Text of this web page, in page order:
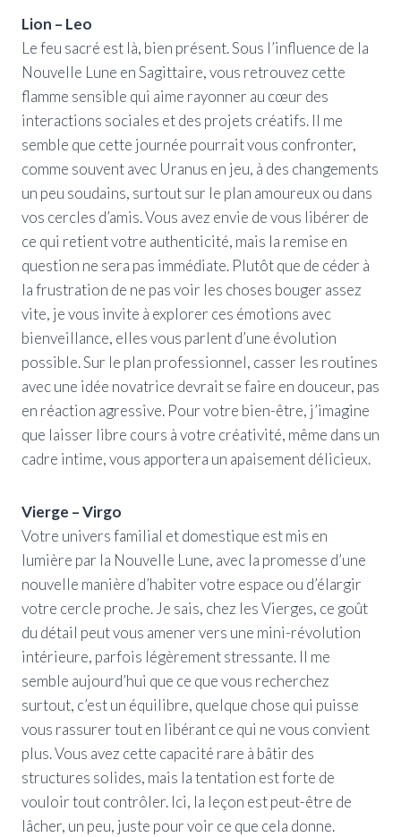
Lion – Leo
Le feu sacré est là, bien présent. Sous l’influence de la
Nouvelle Lune en Sagittaire, vous retrouvez cette
flamme sensible qui aime rayonner au cœur des
interactions sociales et des projets créatifs. Il me
semble que cette journée pourrait vous confronter,
comme souvent avec Uranus en jeu, à des changements
un peu soudains, surtout sur le plan amoureux ou dans
vos cercles d’amis. Vous avez envie de vous libérer de
ce qui retient votre authenticité, mais la remise en
question ne sera pas immédiate. Plutôt que de céder à
la frustration de ne pas voir les choses bouger assez
vite, je vous invite à explorer ces émotions avec
bienveillance, elles vous parlent d’une évolution
possible. Sur le plan professionnel, casser les routines
avec une idée novatrice devrait se faire en douceur, pas
en réaction agressive. Pour votre bien-être, j’imagine
que laisser libre cours à votre créativité, même dans un
cadre intime, vous apportera un apaisement délicieux.
Vierge – Virgo
Votre univers familial et domestique est mis en
lumière par la Nouvelle Lune, avec la promesse d’une
nouvelle manière d’habiter votre espace ou d’élargir
votre cercle proche. Je sais, chez les Vierges, ce goût
du détail peut vous amener vers une mini-révolution
intérieure, parfois légèrement stressante. Il me
semble aujourd’hui que ce que vous recherchez
surtout, c’est un équilibre, quelque chose qui puisse
vous rassurer tout en libérant ce qui ne vous convient
plus. Vous avez cette capacité rare à bâtir des
structures solides, mais la tentation est forte de
vouloir tout contrôler. Ici, la leçon est peut-être de
lâcher, un peu, juste pour voir ce que cela donne.